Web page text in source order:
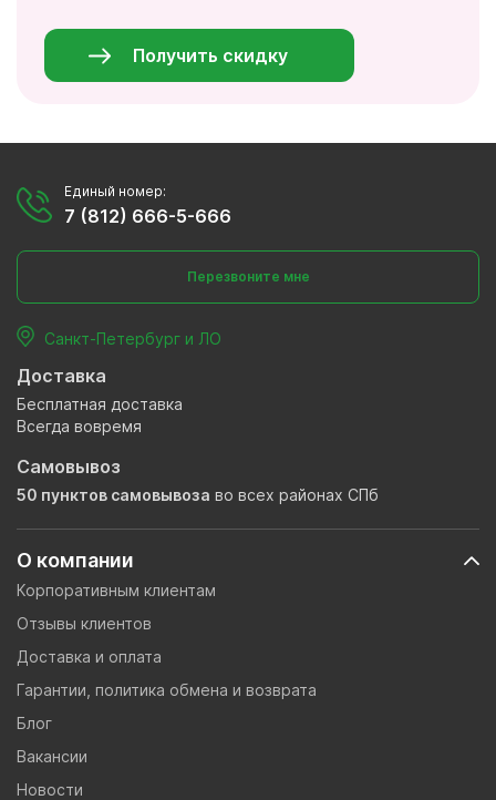
Получить скидку
О компании
Корпоративным клиентам
Отзывы клиентов
Доставка и оплата
Гарантии, политика обмена и возврата
Блог
Вакансии
Новости
Единый номер:
7 (812) 666-5-666
Перезвоните мне
Санкт-Петербург и ЛО
Доставка
Бесплатная доставка
Всегда вовремя
Самовывоз
50 пунктов самовывоза во всех районах СПб